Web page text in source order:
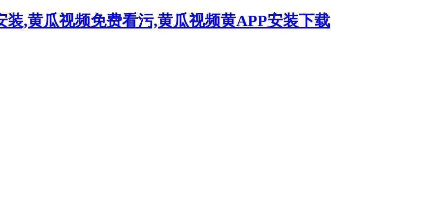
,黄瓜视频免费看污,黄瓜视频黄APP安装下载